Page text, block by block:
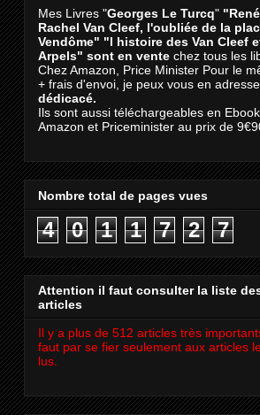
Mes Livres "Georges Le Turcq"
Rachel Van Cleef, l'oubliée de la
Vendôme" "l histoire des Van Cleef
Arpels" sont en vente chez tous les
Chez Amazon, Price Minister Pour le
+ frais d'envoi, je peux vous en
dédicacé.
Ils sont aussi téléchargeables en
Amazon et Priceminister au prix de
Nombre total de pages vues
4 0 1 1 7 2 7
Attention il faut consulter la liste
articles
Il y a plus de 512 articles très
faut par se fier seulement aux articles
lus.